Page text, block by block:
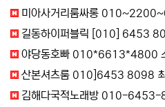
미아사거리룸싸롱 010~2200~0712 인기폭발
길동하이퍼블릭 [010] 6453 8098 입소문난 길
야당동호빠 010*6613*4800 소문난 금릉아빠방 와동동
산본셔츠룸 010]6453 8098 최고의 산본
김해다국적노래방 010-6453-8098 밤새는 김해다국